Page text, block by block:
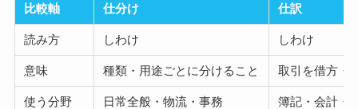
比較軸 仕分け 仕訳
読み方 しわけ しわけ
意味 種類・用途ごとに分けること 取引を借方・
使う分野 日常全般・物流・事務 簿記・会計・